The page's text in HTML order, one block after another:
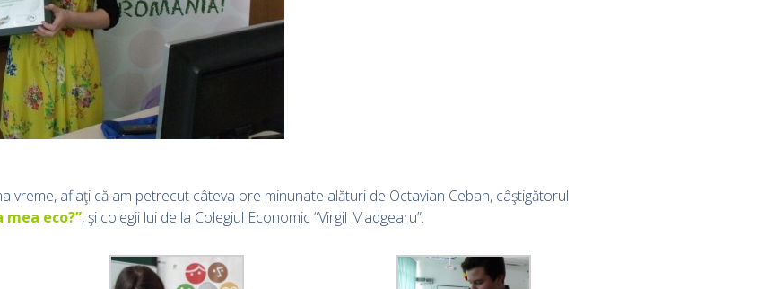
vreme, aflaţi că am petrecut câteva ore minunate alături de Octavian Ceban, câştigătorul
eco?”, şi colegii lui de la Colegiul Economic “Virgil Madgearu”.